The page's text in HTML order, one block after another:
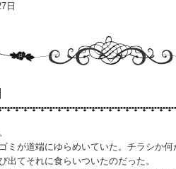
日
ミが道端にゆらめいていた。チラシか
出てそれに食らいついたのだった。